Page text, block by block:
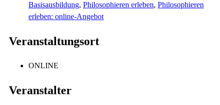
Basisausbildung, Philosophieren erleben, Philosophieren
erleben: online-Angebot
Veranstaltungsort
ONLINE
Veranstalter